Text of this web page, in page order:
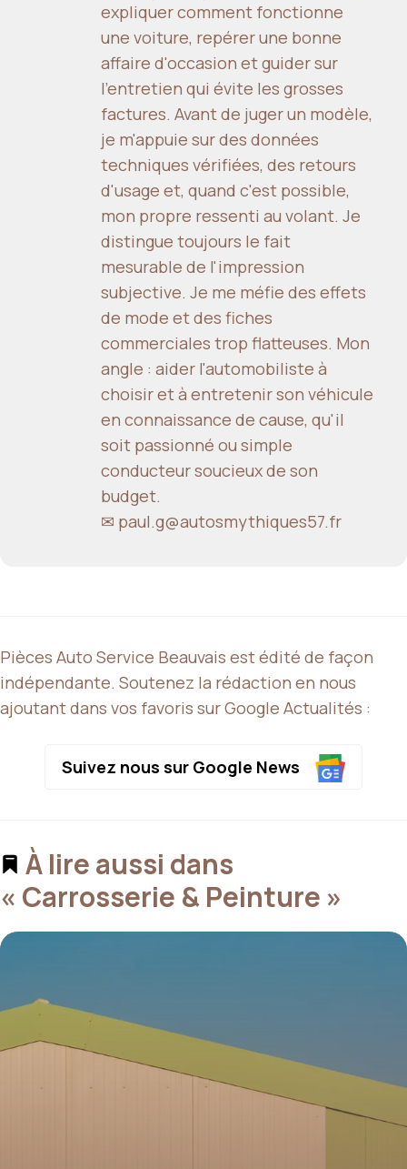
expliquer comment fonctionne
une voiture, repérer une bonne
affaire d'occasion et guider sur
l'entretien qui évite les grosses
factures. Avant de juger un modèle,
je m'appuie sur des données
techniques vérifiées, des retours
d'usage et, quand c'est possible,
mon propre ressenti au volant. Je
distingue toujours le fait
mesurable de l'impression
subjective. Je me méfie des effets
de mode et des fiches
commerciales trop flatteuses. Mon
angle : aider l'automobiliste à
choisir et à entretenir son véhicule
en connaissance de cause, qu'il
soit passionné ou simple
conducteur soucieux de son
budget.
✉ paul.g@autosmythiques57.fr
Pièces Auto Service Beauvais est édité de façon
indépendante. Soutenez la rédaction en nous
ajoutant dans vos favoris sur Google Actualités :
Suivez nous sur Google News
À lire aussi dans
« Carrosserie & Peinture »